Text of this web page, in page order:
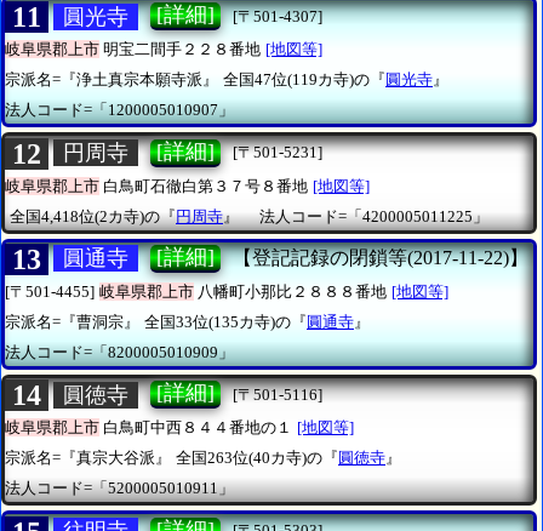
11 圓光寺 [詳細]
[〒501-4307]
岐阜県郡上市 明宝二間手２２８番地 [地図等]
宗派名=『浄土真宗本願寺派』
全国47位(119カ寺)の『 圓光寺』
法人コード=「1200005010907」
12 円周寺 [詳細]
[〒501-5231]
岐阜県郡上市 白鳥町石徹白第３７号８番地 [地図等]
全国4,418位(2カ寺)の『円周寺』 法人コード=「4200005011225」
13 圓通寺 [詳細] 【登記記録の閉鎖等(2017-11-22)】
[〒501-4455] 岐阜県郡上市 八幡町小那比２８８８番地 [地図等]
宗派名=『曹洞宗』
全国33位(135カ寺)の『 圓通寺 』
法人コード=「8200005010909」
14 圓徳寺 [詳細]
[〒501-5116]
岐阜県郡上市 白鳥町中西８４４番地の１ [地図等]
宗派名=『真宗大谷派』
全国263位(40カ寺)の『 圓徳寺』
法人コード=「5200005010911」